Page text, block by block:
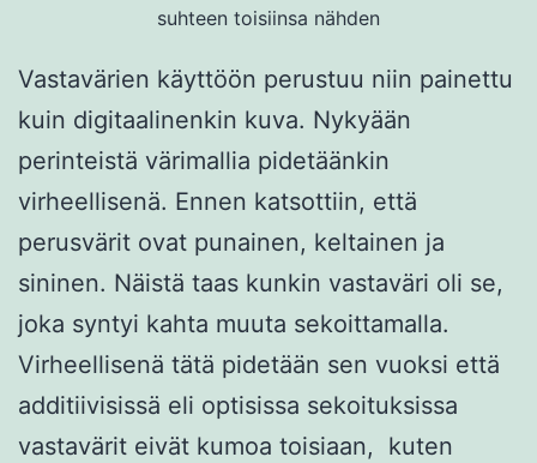
suhteen toisiinsa nähden
Vastavärien käyttöön perustuu niin painettu
kuin digitaalinenkin kuva. Nykyään
perinteistä värimallia pidetäänkin
virheellisenä. Ennen katsottiin, että
perusvärit ovat punainen, keltainen ja
sininen. Näistä taas kunkin vastaväri oli se,
joka syntyi kahta muuta sekoittamalla.
Virheellisenä tätä pidetään sen vuoksi että
additiivisissä eli optisissa sekoituksissa
vastavärit eivät kumoa toisiaan, kuten